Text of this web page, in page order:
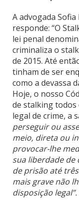
A advogada
responde: “O
lei penal
criminaliza o
de 2015. Até
tinham de ser
como a devassa
Hoje, o nosso
de stalking todos
legal de crime, a
perseguir ou
meio, direta ou
provocar-lhe
sua liberdade de
de prisão até
mais grave não
disposição legal”.